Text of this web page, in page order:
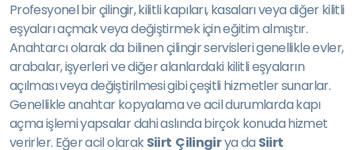
Profesyonel bir çilingir, kilitli kapıları, kasaları veya diğer kilitli
eşyaları açmak veya değiştirmek için eğitim almıştır.
Anahtarcı olarak da bilinen çilingir servisleri genellikle evler,
arabalar, işyerleri ve diğer alanlardaki kilitli eşyaların
açılması veya değiştirilmesi gibi çeşitli hizmetler sunarlar.
Genellikle anahtar kopyalama ve acil durumlarda kapı
açma işlemi yapsalar dahi aslında birçok konuda hizmet
verirler. Eğer acil olarakSiirt Çilingirya da Siirt